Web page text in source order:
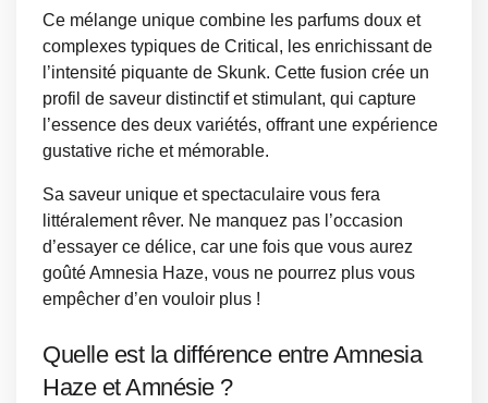
Ce mélange unique combine les parfums doux et
complexes typiques de Critical, les enrichissant de
l’intensité piquante de Skunk. Cette fusion crée un
profil de saveur distinctif et stimulant, qui capture
l’essence des deux variétés, offrant une expérience
gustative riche et mémorable.
Sa saveur unique et spectaculaire vous fera
littéralement rêver. Ne manquez pas l’occasion
d’essayer ce délice, car une fois que vous aurez
goûté Amnesia Haze, vous ne pourrez plus vous
empêcher d’en vouloir plus !
Quelle est la différence entre Amnesia
Haze et Amnésie ?